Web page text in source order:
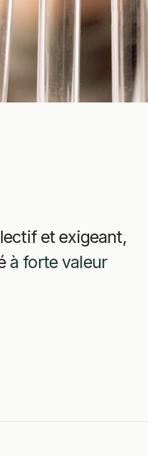
et exigeant,
à forte valeur